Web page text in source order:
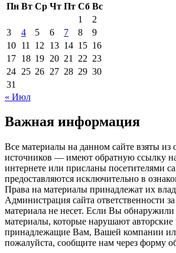
Пн Вт Ср Чт Пт Сб Вс
1
2
3
4 5 6 7 8
9
10 11 12 13 14 15 16
17 18 19 20 21 22 23
24 25 26 27 28 29 30
31
« Июл
Важная информация
Все материалы на данном сайте взяты из
источников — имеют обратную ссылку
интернете или присланы посетителями
предоставляются исключительно в
Права на материалы принадлежат их
Администрация сайта ответственности
материала не несет. Если Вы
материалы, которые нарушают авторские
принадлежащие Вам, Вашей компании
пожалуйста, сообщите нам через форму